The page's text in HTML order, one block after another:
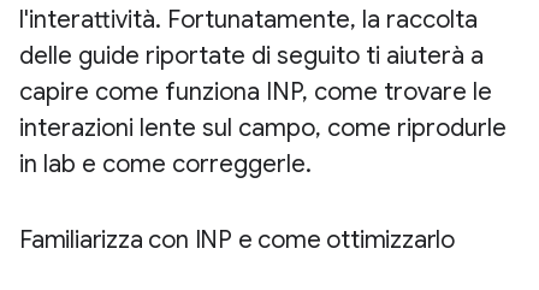
l'interattività. Fortunatamente, la raccolta
delle guide riportate di seguito ti aiuterà a
capire come funziona INP, come trovare le
interazioni lente sul campo, come riprodurle
in lab e come correggerle.
Familiarizza con INP e come ottimizzarlo